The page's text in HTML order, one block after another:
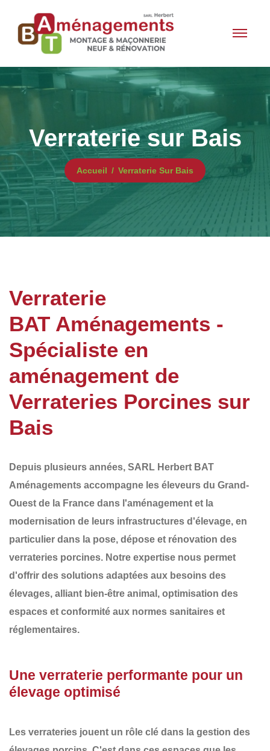
Verraterie sur Bais
Accueil Verraterie Sur Bais
Verraterie
BAT Aménagements -
Spécialiste en
aménagement de
Verrateries Porcines sur
Bais
Depuis plusieurs années, SARL Herbert BAT
Aménagements accompagne les éleveurs du Grand-
Ouest de la France dans l'aménagement et la
modernisation de leurs infrastructures d'élevage, en
particulier dans la pose, dépose et rénovation des
verrateries porcines. Notre expertise nous permet
d'offrir des solutions adaptées aux besoins des
élevages, alliant bien-être animal, optimisation des
espaces et conformité aux normes sanitaires et
réglementaires.
Une verraterie performante pour un
élevage optimisé
Les verrateries jouent un rôle clé dans la gestion des